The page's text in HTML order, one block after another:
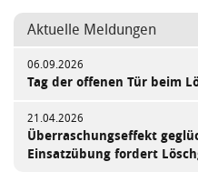
Aktuelle Meldungen
06.09.2026
Tag der offenen Tür beim
21.04.2026
Überraschungseffekt
Einsatzübung fordert